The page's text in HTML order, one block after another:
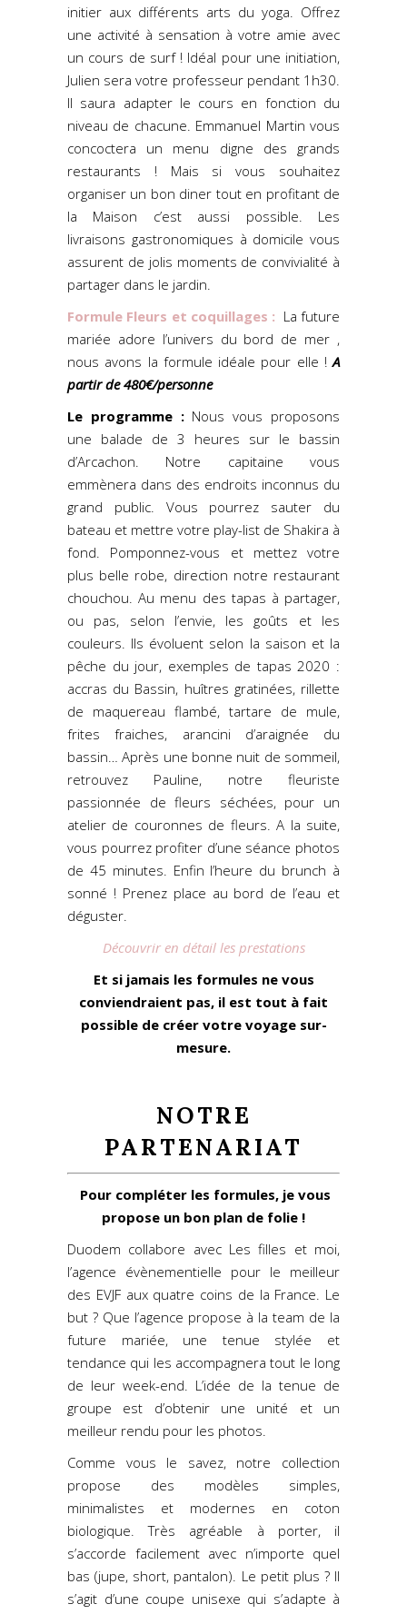
initier aux différents arts du yoga. Offrez
une activité à sensation à votre amie avec
un cours de surf ! Idéal pour une initiation,
Julien sera votre professeur pendant 1h30.
Il saura adapter le cours en fonction du
niveau de chacune. Emmanuel Martin vous
concoctera un menu digne des grands
restaurants ! Mais si vous souhaitez
organiser un bon diner tout en profitant de
la Maison c’est aussi possible. Les
livraisons gastronomiques à domicile vous
assurent de jolis moments de convivialité à
partager dans le jardin.
Formule Fleurs et coquillages : La future
mariée adore l’univers du bord de mer ,
nous avons la formule idéale pour elle !A
partir de 480€/personne
Le programme :Nous vous proposons
une balade de 3 heures sur le bassin
d’Arcachon. Notre capitaine vous
emmènera dans des endroits inconnus du
grand public. Vous pourrez sauter du
bateau et mettre votre play-list de Shakira à
fond. Pomponnez-vous et mettez votre
plus belle robe, direction notre restaurant
chouchou. Au menu des tapas à partager,
ou pas, selon l’envie, les goûts et les
couleurs. Ils évoluent selon la saison et la
pêche du jour, exemples de tapas 2020 :
accras du Bassin, huîtres gratinées, rillette
de maquereau flambé, tartare de mule,
frites fraiches, arancini d’araignée du
bassin… Après une bonne nuit de sommeil,
retrouvez Pauline, notre fleuriste
passionnée de fleurs séchées, pour un
atelier de couronnes de fleurs. A la suite,
vous pourrez profiter d’une séance photos
de 45 minutes. Enfin l’heure du brunch à
sonné ! Prenez place au bord de l’eau et
déguster.
Découvrir en détail les prestations
Et si jamais les formules ne vous
conviendraient pas, il est tout à fait
possible de créer votre voyage sur-
mesure.
NOTRE
PARTENARIAT
Pour compléter les formules, je vous
propose un bon plan de folie !
Duodem collabore avec Les filles et moi,
l’agence évènementielle pour le meilleur
des EVJF aux quatre coins de la France. Le
but ? Que l’agence propose à la team de la
future mariée, une tenue stylée et
tendance qui les accompagnera tout le long
de leur week-end. L’idée de la tenue de
groupe est d’obtenir une unité et un
meilleur rendu pour les photos.
Comme vous le savez, notre collection
propose des modèles simples,
minimalistes et modernes en coton
biologique. Très agréable à porter, il
s’accorde facilement avec n’importe quel
bas (jupe, short, pantalon). Le petit plus ? Il
s’agit d’une coupe unisexe qui s’adapte à